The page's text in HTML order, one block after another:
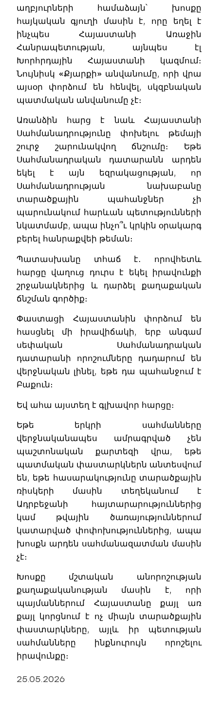
աղբյուրների համաձայն՝ խոսքը
հայկական գյուղի մասին է, որը եղել է
ինչպես Հայաստանի Առաջին
Հանրապետության, այնպես էլ
Խորհրդային Հայաստանի կազմում։
Նույնիսկ «Քյարքի» անվանումը, որի վրա
այսօր փորձում են հենվել, սկզբնական
պատմական անվանումը չէ։
Առանձին հարց է նաև Հայաստանի
Սահմանադրությունը փոխելու թեմայի
շուրջ շարունակվող ճնշումը։ Եթե
Սահմանադրական դատարանն արդեն
եկել է այն եզրակացության, որ
Սահմանադրության նախաբանը
տարածքային պահանջներ չի
պարունակում հարևան պետությունների
նկատմամբ, ապա ինչո՞ւ կրկին օրակարգ
բերել հանրաքվեի թեման։
Պատասխանը տհաճ է․ որովհետև
հարցը վաղուց դուրս է եկել իրավունքի
շրջանակներից և դարձել քաղաքական
ճնշման գործիք։
Փաստացի Հայաստանին փորձում են
հասցնել մի իրավիճակի, երբ անգամ
սեփական Սահմանադրական
դատարանի որոշումները դադարում են
վերջնական լինել, եթե դա պահանջում է
Բաքուն։
Եվ ահա այստեղ է գլխավոր հարցը։
Եթե երկրի սահմանները
վերջնականապես ամրագրված չեն
պաշտոնական քարտեզի վրա, եթե
պատմական փաստարկներն անտեսվում
են, եթե հասարակությունը տարածքային
ռիսկերի մասին տեղեկանում է
Ադրբեջանի հայտարարություններից
կամ թվային ծառայություններում
կատարված փոփոխություններից, ապա
խոսքն արդեն սահմանազատման մասին
չէ։
Խոսքը մշտական անորոշության
քաղաքականության մասին է, որի
պայմաններում Հայաստանը քայլ առ
քայլ կորցնում է ոչ միայն տարածքային
փաստարկները, այլև իր պետության
սահմանները ինքնուրույն որոշելու
իրավունքը։
25.05.2026